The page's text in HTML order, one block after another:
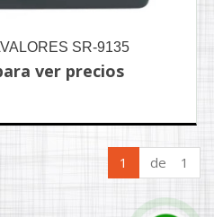
SR-9135
ver precios
1 de 1